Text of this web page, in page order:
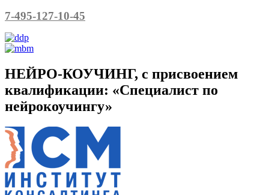
7-495-127-10-45
НЕЙРО-КОУЧИНГ, с присвоением
квалификации: «Специалист по
нейрокоучингу»